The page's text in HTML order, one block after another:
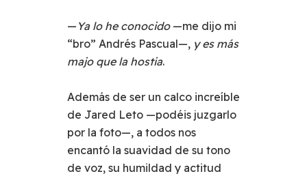
— Ya lo he conocido—me dijo mi
“bro” Andrés Pascual—, y es más
majo que la hostia.
Además de ser un calco increíble
de Jared Leto —podéis juzgarlo
por la foto—, a todos nos
encantó la suavidad de su tono
de voz, su humildad y actitud